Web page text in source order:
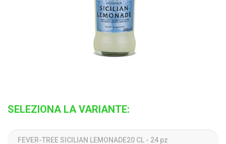
SELEZIONA LA VARIANTE: